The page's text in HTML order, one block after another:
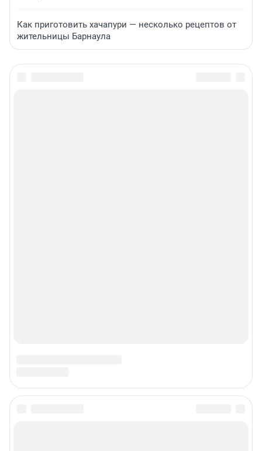
Как приготовить хачапури — несколько рецептов от
жительницы Барнаула